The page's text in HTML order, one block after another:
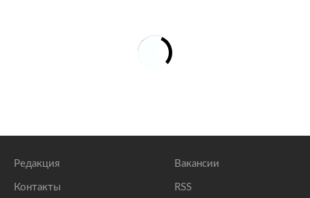
Редакция
Контакты
Вакансии
RSS